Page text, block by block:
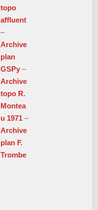
topo
affluent
–
Archive
plan
GSPy –
Archive
topo R.
Montea
u 1971 –
Archive
plan F.
Trombe